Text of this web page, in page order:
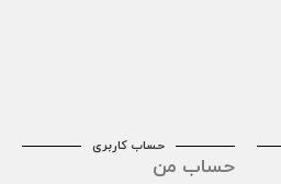
حساب کاربری
حساب من